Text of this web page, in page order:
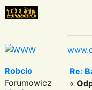
Robcio
Forumowicz
Re:
«